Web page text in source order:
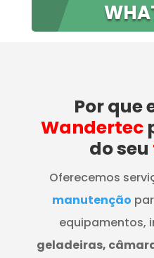
Por que
Wandertec
do seu
Oferecemos
manutenção
equipamentos,
geladeiras,